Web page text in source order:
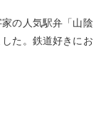
の人気駅弁「山陰
た。鉄道好きにお